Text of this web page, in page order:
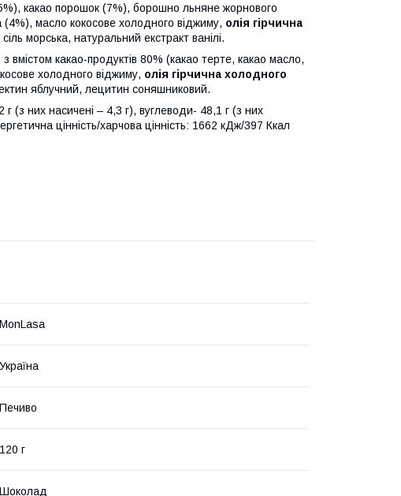
какао порошок (7%), борошно льняне жорнового
(4%), масло кокосове холодного віджиму, олія гірчична
морська, натуральний екстракт ванілі.
какао-продуктів 80% (какао терте, какао масло,
холодного віджиму, олія гірчична холодного
яблучний, лецитин соняшниковий.
г (з них насичені – 4,3 г), вуглеводи- 48,1 г (з них
цінність/харчова цінність: 1662 кДж/397 Ккал
MonLasa
Україна
Печиво
120 г
Шоколад